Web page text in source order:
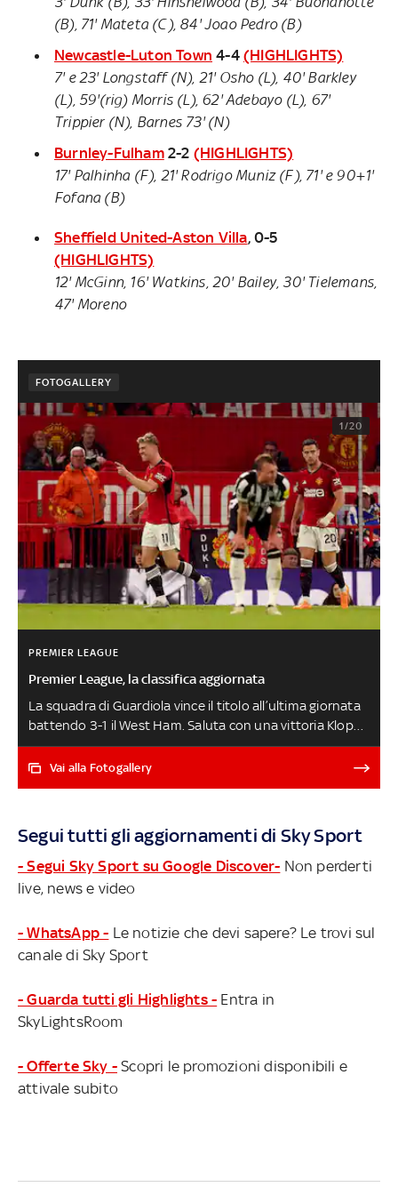
(B), 71' Mateta (C), 84' Joao Pedro (B)
Newcastle-Luton Town 4-4 (HIGHLIGHTS)
7' e 23' Longstaff (N), 21' Osho (L), 40' Barkley
(L), 59'(rig) Morris (L), 62' Adebayo (L), 67'
Trippier (N), Barnes 73' (N)
Burnley-Fulham2-2 (HIGHLIGHTS)
17' Palhinha (F), 21' Rodrigo Muniz (F), 71' e 90+1'
Fofana (B)
Sheffield United-Aston Villa, 0-5
(HIGHLIGHTS)
12' McGinn, 16' Watkins, 20' Bailey, 30' Tielemans,
47' Moreno
FOTOGALLERY
1/20
PREMIER LEAGUE
Premier League, la classifica aggiornata
La squadra di Guardiola vince il titolo all’ultima giornata
battendo 3-1 il West Ham. Saluta con una vittoria Klopp:
il Liverpool supera il Wolverhampton 2-0. Tottenham in
Europa League, salvo il Nottingham Forest: retrocede il
Vai alla Fotogallery
Segui tutti gli aggiornamenti di Sky Sport
- Segui Sky Sport su Google Discover- Non perderti
live, news e video
- WhatsApp - Le notizie che devi sapere? Le trovi sul
canale di Sky Sport
- Guarda tutti gli Highlights - Entra in
SkyLightsRoom
- Offerte Sky - Scopri le promozioni disponibili e
attivale subito